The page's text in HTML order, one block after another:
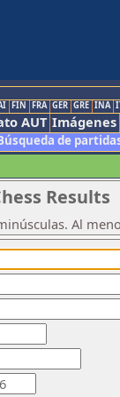
FIN FRA GER GRE INA
AUT Imágenes
de
Results
Al